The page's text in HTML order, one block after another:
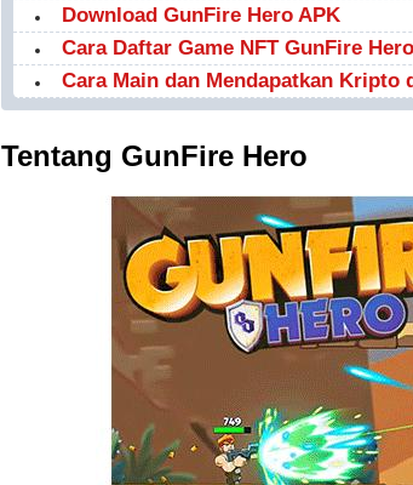
Download GunFire Hero APK
Cara Daftar Game NFT GunFire Hero
Cara Main dan Mendapatkan Kripto
Tentang GunFire Hero